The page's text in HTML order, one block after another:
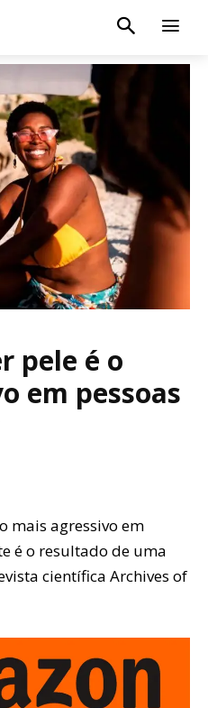
pele é o
em pessoas
mais agressivo em
é o resultado de uma
científica Archives of